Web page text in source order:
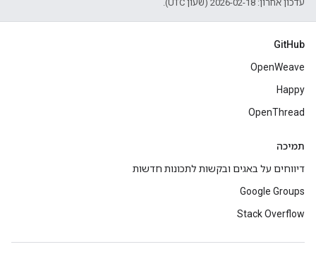
עדכון אחרון: 2026-02-18 (שעון UTC).
GitHub
OpenWeave
Happy
OpenThread
תמיכה
דיווחים על באגים ובקשות לתכונות חדשות
Google Groups
Stack Overflow